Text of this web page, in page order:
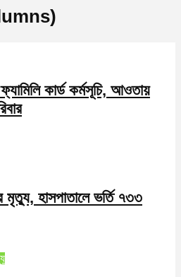
কার্ড কর্মসূচি, আওতায়
হাসপাতালে ভর্তি ৭৩৩